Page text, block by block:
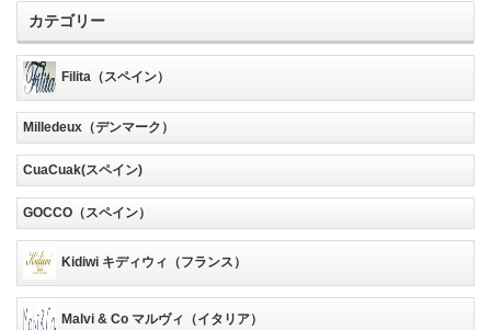
カテゴリー
Filita（スペイン）
Milledeux（デンマーク）
CuaCuak(スペイン)
GOCCO（スペイン）
Kidiwi キディウィ（フランス）
Malvi & Co マルヴィ（イタリア）